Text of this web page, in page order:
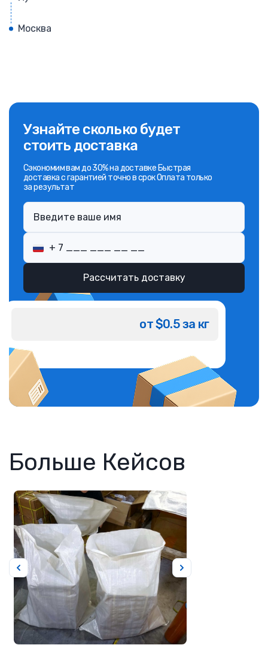
Москва
Узнайте сколько будет
стоить доставка
Сэкономим вам до 30% на доставке Быстрая
доставка с гарантией точно в срок Оплата только
за результат
Рассчитать доставку
от $0.5 за кг
Больше Кейсов